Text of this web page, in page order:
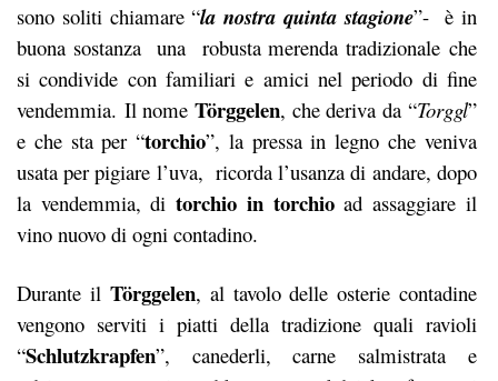
sono soliti chiamare “la nostra quinta stagione”- è in
buona sostanza una robusta merenda tradizionale che
si condivide con familiari e amici nel periodo di fine
vendemmia. Il nomeTörggelen, che deriva da “Torggl”
e che sta per “torchio”, la pressa in legno che veniva
usata per pigiare l’uva, ricorda l’usanza di andare, dopo
la vendemmia, ditorchio in torchioad assaggiare il
vino nuovo di ogni contadino.
Durante ilTörggelen, al tavolo delle osterie contadine
vengono serviti i piatti della tradizione quali ravioli
“Schlutzkrapfen”, canederli, carne salmistrata e